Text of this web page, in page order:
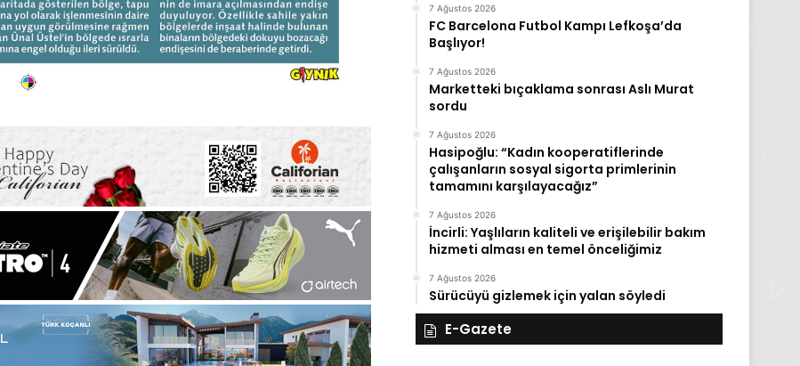
7 Ağustos 2026
FC Barcelona Futbol Kampı Lefkoşa’da
Başlıyor!
7 Ağustos 2026
Marketteki bıçaklama sonrası Aslı Murat
sordu
7 Ağustos 2026
Hasipoğlu: “Kadın kooperatiflerinde
çalışanların sosyal sigorta primlerinin
tamamını karşılayacağız”
7 Ağustos 2026
İncirli: Yaşlıların kaliteli ve erişilebilir bakım
hizmeti alması en temel önceliğimiz
7 Ağustos 2026
Sürücüyü gizlemek için yalan söyledi
E-Gazete